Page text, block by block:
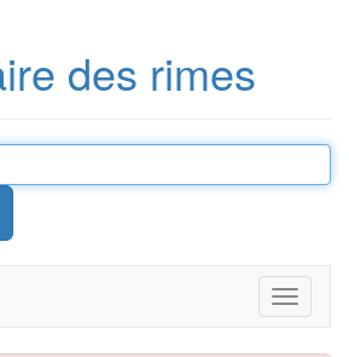
des rimes
Toggle